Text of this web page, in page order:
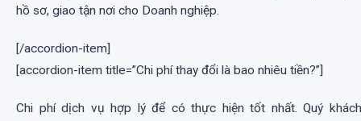
hồ sơ, giao tận nơi cho Doanh nghiệp.
[/accordion-item]
[accordion-item title=”Chi phí thay đổi là bao nhiêu tiền?”]
Chi phí dịch vụ hợp lý để có thực hiện tốt nhất. Quý